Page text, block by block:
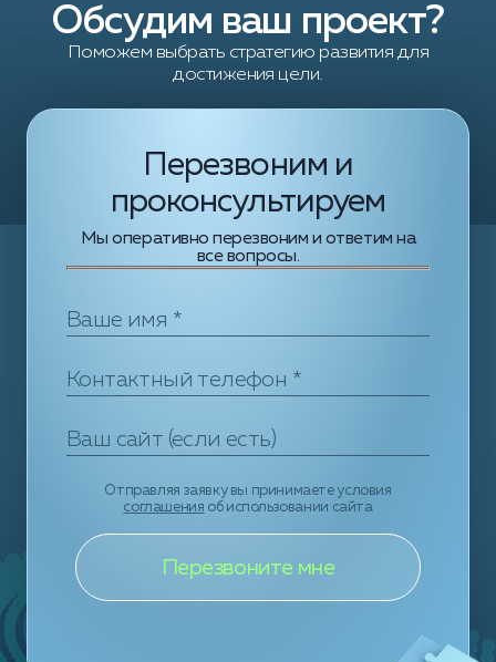
Обсудим ваш проект?
Поможем выбрать стратегию развития для
достижения цели.
Перезвоним и
проконсультируем
Мы оперативно перезвоним и ответим на
все вопросы.
Отправляя заявку вы принимаете условия
соглашения об использовании сайта